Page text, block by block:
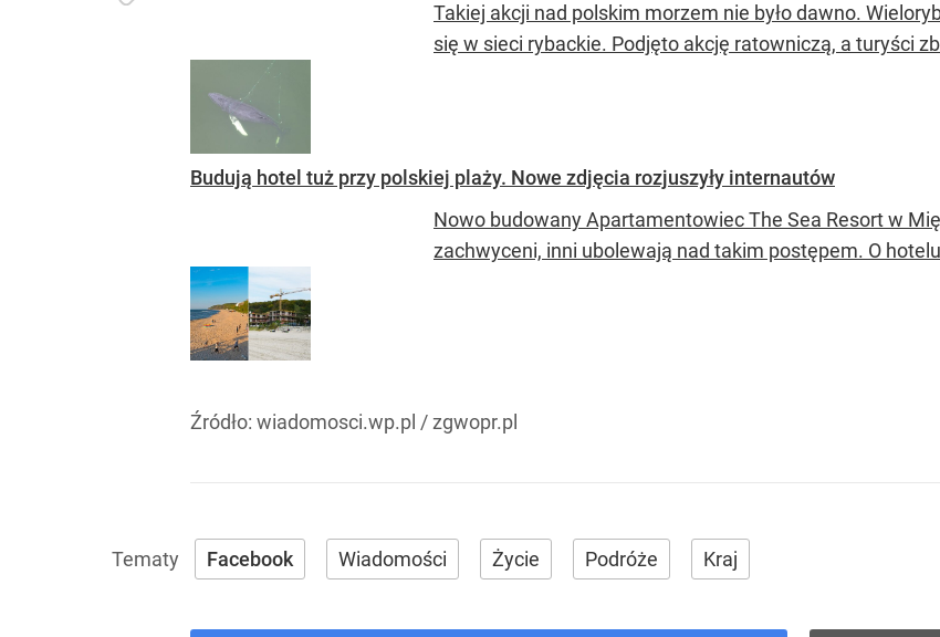
Takiej akcji nad polskim morzem nie było dawno.
się w sieci rybackie. Podjęto akcję ratowniczą, a turyści
Budują hotel tuż przy polskiej plaży. Nowe zdjęcia rozjuszyły internautów
Nowo budowany Apartamentowiec The Sea Resort w
zachwyceni, inni ubolewają nad takim postępem. O
Źródło: wiadomosci.wp.pl / zgwopr.pl
Facebook Wiadomości Życie Podróże Kraj